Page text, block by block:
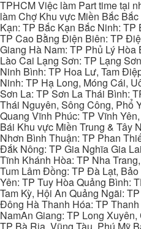
TPHCM Việc làm Part time tại
làm Chợ Khu vực Miền Bắc
Kạn: TP Bắc Kạn Bắc Ninh:
TP Cao Bằng Điện Biên: TP
Giang Hà Nam: TP Phủ Lý
Lào Cai Lạng Sơn: TP Lạng
Ninh Bình: TP Hoa Lư, Tam
Ninh: TP Hạ Long, Móng Cái,
Sơn La: TP Sơn La Thái Bình:
Thái Nguyên, Sông Công, Phổ
Quang Vĩnh Phúc: TP Vĩnh
Bái Khu vực Miền Trung & Tây
Nhơn Bình Thuận: TP Phan
Đắk Nông: TP Gia Nghĩa Gia
Tĩnh Khánh Hòa: TP Nha
Tum Lâm Đồng: TP Đà Lạt,
Yên: TP Tuy Hòa Quảng Bình:
Tam Kỳ, Hội An Quảng Ngãi:
Đông Hà Thanh Hóa: TP
NamAn Giang: TP Long
TP Bà Rịa, Vũng Tàu, Phú Mỹ